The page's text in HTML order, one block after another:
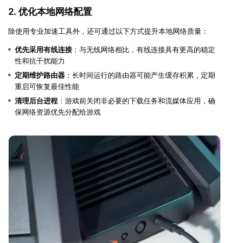
2. 优化本地网络配置
除使用专业加速工具外，还可通过以下方式提升本地网络质量：
优先采用有线连接 ：与无线网络相比，有线连接具有更高的稳定
性和抗干扰能力
定期维护路由器 ：长时间运行的路由器可能产生缓存积累，定期
重启可恢复最佳性能
清理后台进程 ：游戏前关闭非必要的下载任务和流媒体应用，确
保网络资源优先分配给游戏